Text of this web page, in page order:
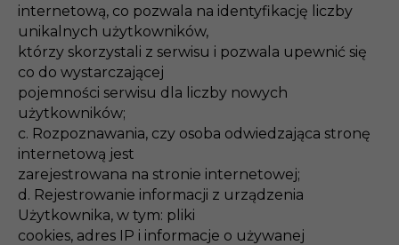
internetową, co pozwala na identyfikację liczby
unikalnych użytkowników,
którzy skorzystali z serwisu i pozwala upewnić się
co do wystarczającej
pojemności serwisu dla liczby nowych
użytkowników;
c. Rozpoznawania, czy osoba odwiedzająca stronę
internetową jest
zarejestrowana na stronie internetowej;
d. Rejestrowanie informacji z urządzenia
Użytkownika, w tym: pliki
cookies, adres IP i informacje o używanej